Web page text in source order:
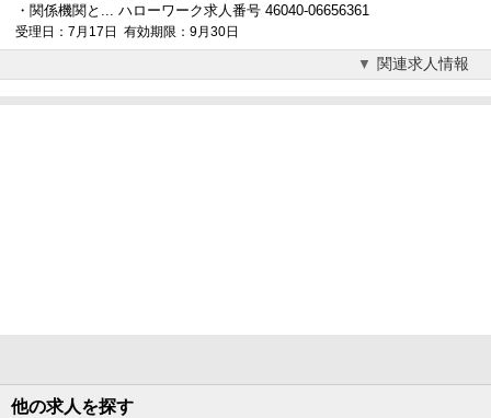
・関係機関と... ハローワーク求人番号 46040-06656361
受理日：7月17日 有効期限：9月30日
関連求人情報
他の求人を探す